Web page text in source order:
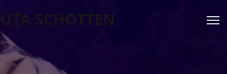
UTA SCHOTTEN